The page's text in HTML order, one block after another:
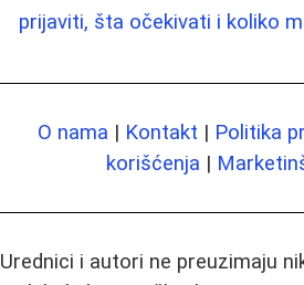
prijaviti, šta očekivati i koliko
O nama | Kontakt | Politika
korišćenja |
Urednici i autori ne preuzimaju